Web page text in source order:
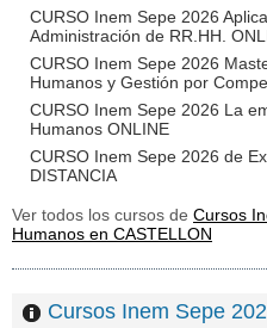
CURSO Inem Sepe 2026
Administración de RR.HH.
CURSO Inem Sepe 2026
Humanos y Gestión por
CURSO Inem Sepe 2026 La
Humanos ONLINE
CURSO Inem Sepe 2026 de
DISTANCIA
Ver todos los cursos de Cursos
Humanos en CASTELLON
Cursos Inem Sepe